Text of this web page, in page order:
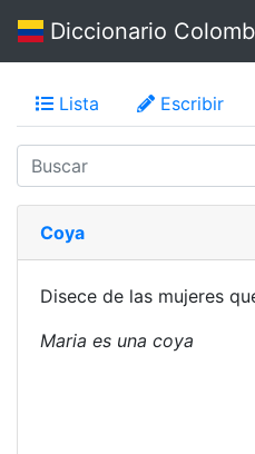
Diccionario
Lista Escribir
Coya
Disece de las mujeres
Maria es una coya